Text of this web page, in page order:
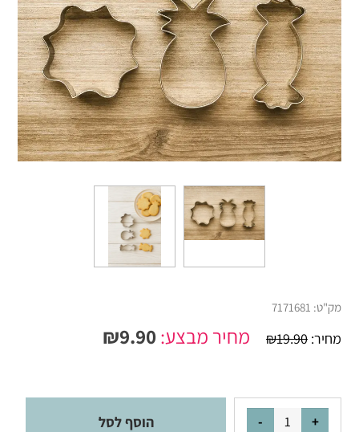
מק"ט: 7171681
מחיר: ₪19.90 מחיר מבצע: ₪9.90
הוסף לסל